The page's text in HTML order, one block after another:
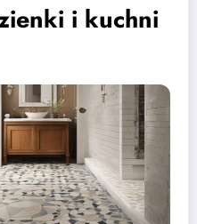
i kuchni